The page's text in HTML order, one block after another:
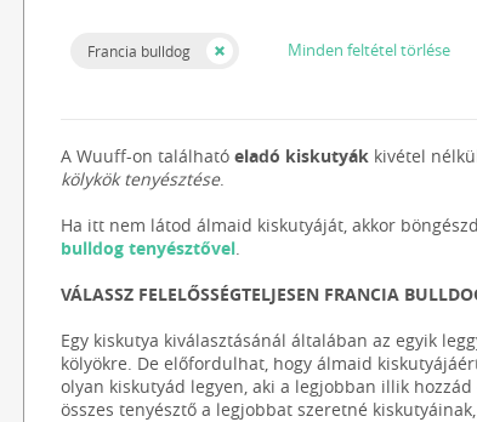
Francia bulldog Minden feltétel törlése
A Wuuff-on található eladó kiskutyák kivétel
kölykök tenyésztése.
Ha itt nem látod álmaid kiskutyáját, akkor
bulldog tenyésztővel
VÁLASSZ FELELŐSSÉGTELJESEN FRANCIA
Egy kiskutya kiválasztásánál általában az egyik
kölyökre. De előfordulhat, hogy álmaid
olyan kiskutyád legyen, aki a legjobban illik
összes tenyésztő a legjobbat szeretné